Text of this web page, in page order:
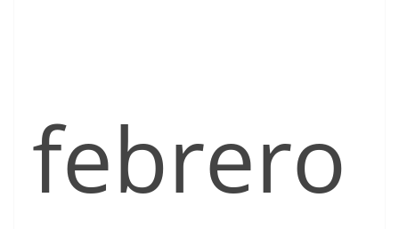
febrero